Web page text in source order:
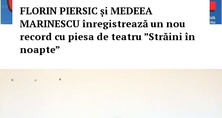
FLORIN PIERSIC și MEDEEA
MARINESCU înregistrează un nou
record cu piesa de teatru ”Străini în
noapte”